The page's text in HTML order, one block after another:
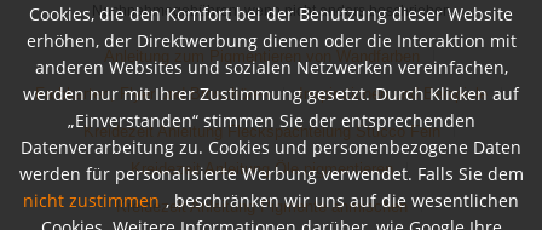
Nachnahmegebühren, wenn nicht anders beschrieben
Anleitung zum Pigmentieren von Wandfarben
Farbkarten, Flyer und Broschüren Inspirationen und Beispiele
Kreidezeit Anleitung Fleckspachtelung Stucco Fein
Kreidezeit Anleitung Öle pigmentieren
Kreidezeit Anleitung Pigmente anmischen
Cookies, die den Komfort bei der Benutzung dieser Website
erhöhen, der Direktwerbung dienen oder die Interaktion mit
anderen Websites und sozialen Netzwerken vereinfachen,
werden nur mit Ihrer Zustimmung gesetzt. Durch Klicken auf
„Einverstanden“ stimmen Sie der entsprechenden
Datenverarbeitung zu. Cookies und personenbezogene Daten
werden für personalisierte Werbung verwendet. Falls Sie dem
nicht zustimmen , beschränken wir uns auf die wesentlichen